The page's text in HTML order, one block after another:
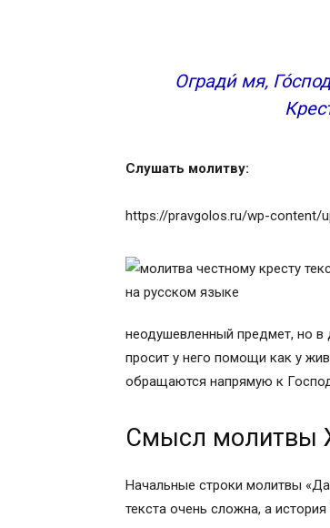
Огради́ мя,
Слушать молитву:
https://pravgolos.ru/wp-content/
неодушевленный предмет, но в
просит у него помощи как у
обращаются напрямую к
Смысл молитвы
Начальные строки молитвы
текста очень сложна, а